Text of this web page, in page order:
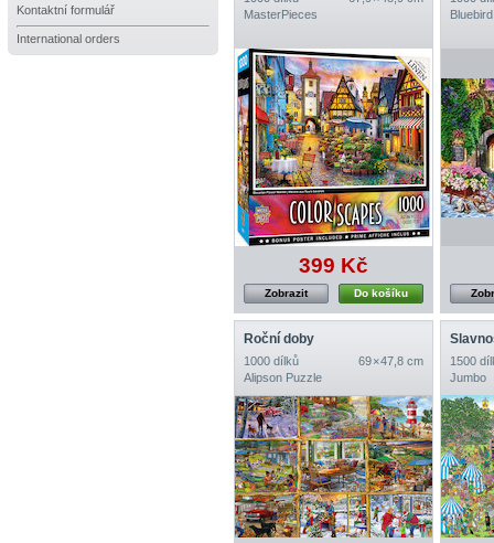
Kontaktní formulář
International orders
MasterPieces
399 Kč
Do košíku
Zobrazit
Roční doby
1000 dílků
69 × 47,8 cm
Alipson Puzzle
1500
Jumbo